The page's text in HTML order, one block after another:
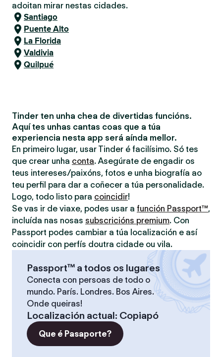
adoitan mirar nestas cidades.
Santiago
Puente Alto
La Florida
Valdivia
Quilpué
Tinder ten unha chea de divertidas funcións.
Aquí tes unhas cantas coas que a túa
experiencia nesta app será aínda mellor.
En primeiro lugar, usar Tinder é facilísimo. Só tes
que crear unha conta. Asegúrate de engadir os
teus intereses/paixóns, fotos e unha biografía ao
teu perfil para dar a coñecer a túa personalidade.
Logo, todo listo para coincidir!
Se vas ir de viaxe, podes usar a función Passport™,
incluída nas nosas subscricións premium. Con
Passport podes cambiar a túa localización e así
coincidir con perfís doutra cidade ou vila.
Passport™ a todos os lugares
Conecta con persoas de todo o
mundo. París. Londres. Bos Aires.
Onde queiras!
Localización actual: Copiapó
Que é Pasaporte?